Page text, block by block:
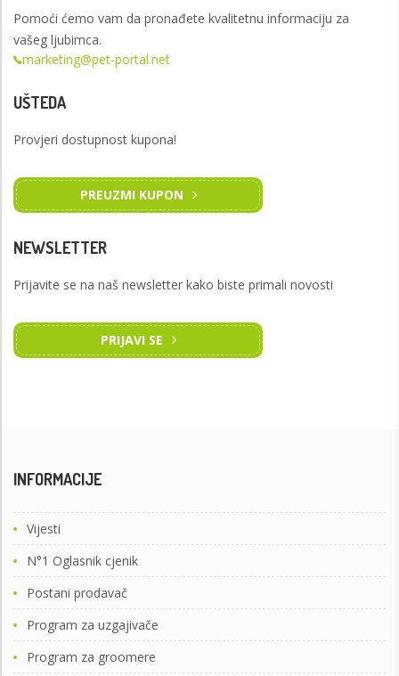
Pomoći ćemo vam da pronađete kvalitetnu informaciju za
vašeg ljubimca.
marketing@pet-portal.net
UŠTEDA
Provjeri dostupnost kupona!
PREUZMI KUPON
NEWSLETTER
Prijavite se na naš newsletter kako biste primali novosti
PRIJAVI SE
INFORMACIJE
Vijesti
N°1 Oglasnik cjenik
Postani prodavač
Program za uzgajivače
Program za groomere